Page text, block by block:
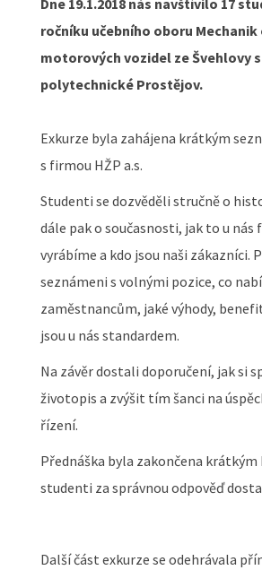
Dne 19.1.2018 nás navštívilo 17
ročníku učebního oboru
motorových vozidel ze Švehlovy
polytechnické Prostějov.
Exkurze byla zahájena krátkým
s firmou HŽP a.s.
Studenti se dozvěděli stručně o
dále pak o současnosti, jak to u nás
vyrábíme a kdo jsou naši zákazníci.
seznámeni s volnými pozice, co
zaměstnancům, jaké výhody,
jsou u nás standardem.
Na závěr dostali doporučení, jak si
životopis a zvýšit tím šanci na
řízení.
Přednáška byla zakončena krátkým
studenti za správnou odpověď
Další část exkurze se odehrávala